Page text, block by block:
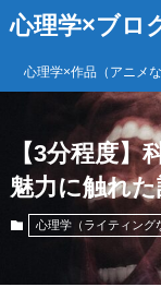
心理学×ブロ
心理学×作品（アニメな
【3分程度
魅力に触れ
心理学（ライティング